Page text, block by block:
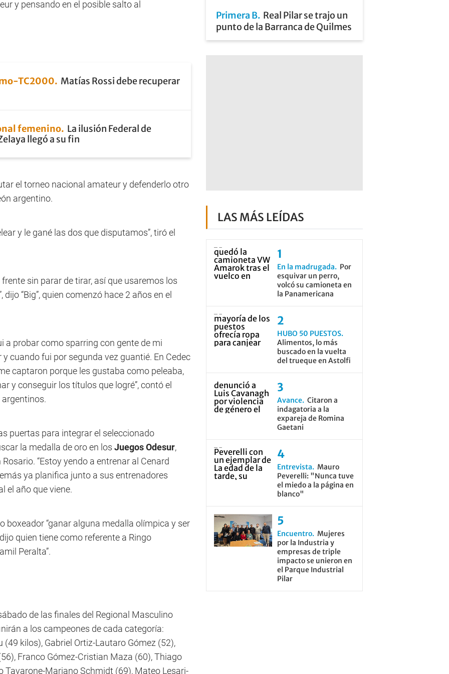
y pensando en el posible salto al
TC2000 Matías Rossi debe recuperar
femenino La ilusión Federal de
llegó a su fin
el torneo nacional amateur y defenderlo otro
argentino.
y le gané las dos que disputamos”, tiró el
sin parar de tirar, así que usaremos los
“Big”, quien comenzó hace 2 años en el
a probar como sparring con gente de mi
cuando fui por segunda vez guantié. En Cedec
captaron porque les gustaba como peleaba,
y conseguir los títulos que logré”, contó el
puertas para integrar el seleccionado
la medalla de oro en los Juegos Odesur,
“Estoy yendo a entrenar al Cenard
ya planifica junto a sus entrenadores
el año que viene.
boxeador “ganar alguna medalla olímpica y ser
quien tiene como referente a Ringo
Peralta”.
de las finales del Regional Masculino
a los campeones de cada categoría:
kilos), Gabriel Ortiz-Lautaro Gómez (52),
Franco Gómez-Cristian Maza (60), Thiago
Mariano Schmidt (69), Mateo Lesari-
Primera B Real Pilar se trajo un
punto de la Barranca de Quilmes
LAS MÁS LEÍDAS
En la madrugada
Por
esquivar un perro,
volcó su camioneta en
la Panamericana
HUBO 50 PUESTOS
Alimentos, lo más
buscado en la vuelta
del trueque en Astolfi
Avance Citaron a
indagatoria a la
expareja de Romina
Gaetani
Entrevista
Mauro
Peverelli: "Nunca tuve
el miedo a la página en
blanco"
Encuentro Mujeres
por la Industria y
empresas de triple
impacto se unieron en
el Parque Industrial
Pilar